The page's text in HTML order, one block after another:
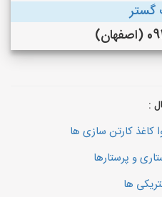
گستر
:
کاغذ کارتن سازی ها
و پرستارها
ها